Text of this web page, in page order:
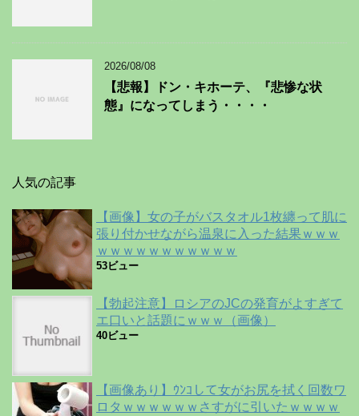
2026/08/08
【悲報】ドン・キホーテ、『悲惨な状
態』になってしまう・・・・
人気の記事
【画像】女の子がバスタオル1枚纏って肌に
張り付かせながら温泉に入った結果ｗｗｗ
ｗｗｗｗｗｗｗｗｗｗｗ
53ビュー
【勃起注意】ロシアのJCの発育がよすぎて
エ口いと話題にｗｗｗ（画像）
40ビュー
【画像あり】ｳﾝｺして女がお尻を拭く回数ワ
ロタｗｗｗｗｗｗさすがに引いたｗｗｗｗ